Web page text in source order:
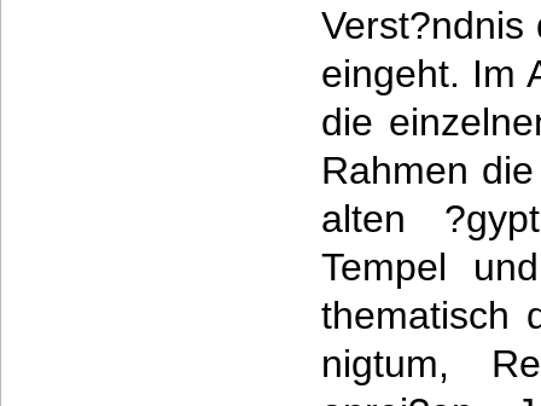
Verst?ndnis
eingeht. Im
die
Rahmen
alten
Tempel
thematisch
nigtum,